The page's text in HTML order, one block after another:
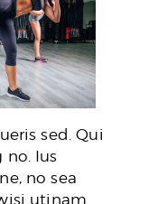
sed. Qui
Ius
no sea
utinam